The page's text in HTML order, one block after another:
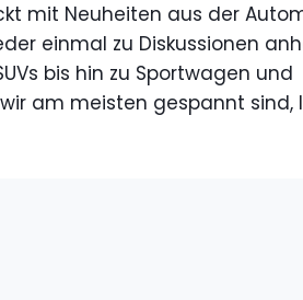
mit Neuheiten aus der
einmal zu Diskussionen
bis hin zu Sportwagen und
am meisten gespannt sind,